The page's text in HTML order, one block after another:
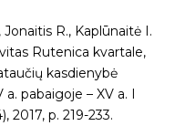
R., Kaplūnaitė I.
Rutenica kvartale,
kasdienybė
pabaigoje – XV a. I
2017, p. 219-233.